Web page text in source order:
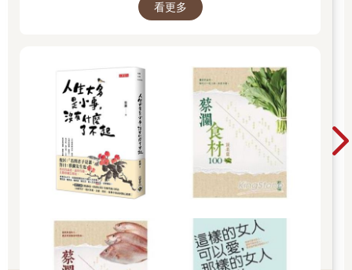
看更多